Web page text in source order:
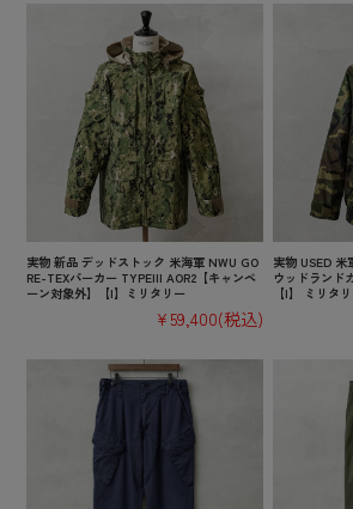
実物 新品 デッドストック 米海軍 NWU GO
RE-TEXパーカー TYPEIII AOR2【キャンペ
ーン対象外】【I】ミリタリー
¥59,400(税込)
実物 USED 米
ウッドランド
【I】 ミリタ